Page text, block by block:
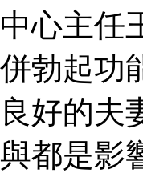
中心主任
併勃起功
良好的夫
與都是影